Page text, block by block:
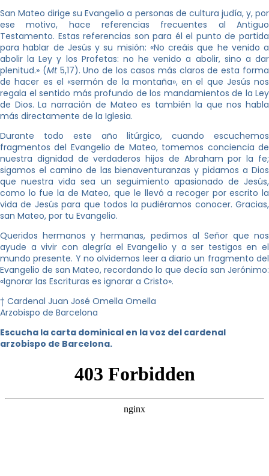
San Mateo dirige su Evangelio a personas de cultura judía, y, por
ese motivo, hace referencias frecuentes al Antiguo
Testamento. Estas referencias son para él el punto de partida
para hablar de Jesús y su misión: «No creáis que he venido a
abolir la Ley y los Profetas: no he venido a abolir, sino a dar
plenitud.» (Mt 5,17). Uno de los casos más claros de esta forma
de hacer es el «sermón de la montaña», en el que Jesús nos
regala el sentido más profundo de los mandamientos de la Ley
de Dios. La narración de Mateo es también la que nos habla
más directamente de la Iglesia.
Durante todo este año litúrgico, cuando escuchemos
fragmentos del Evangelio de Mateo, tomemos conciencia de
nuestra dignidad de verdaderos hijos de Abraham por la fe;
sigamos el camino de las bienaventuranzas y pidamos a Dios
que nuestra vida sea un seguimiento apasionado de Jesús,
como lo fue la de Mateo, que le llevó a recoger por escrito la
vida de Jesús para que todos la pudiéramos conocer. Gracias,
san Mateo, por tu Evangelio.
Queridos hermanos y hermanas, pedimos al Señor que nos
ayude a vivir con alegría el Evangelio y a ser testigos en el
mundo presente. Y no olvidemos leer a diario un fragmento del
Evangelio de san Mateo, recordando lo que decía san Jerónimo:
«Ignorar las Escrituras es ignorar a Cristo».
† Cardenal Juan José Omella Omella
Arzobispo de Barcelona
Escucha la carta dominical en la voz del cardenal
arzobispo de Barcelona.